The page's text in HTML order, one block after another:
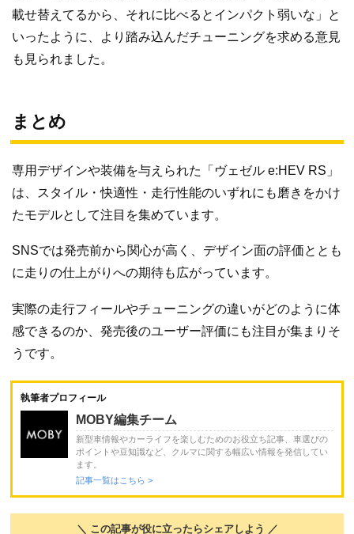
載せ替えてるから、それに比べるとインパクト弱いな」と
いったように、より踏み込んだチューニングを求める意見
も見られました。
まとめ
専用デザインや装備を与えられた「ヴェゼル e:HEV RS」
は、スタイル・快適性・走行性能のいずれにも磨きをかけ
たモデルとして注目を集めています。
SNSでは発売前から関心が高く、デザイン面の評価ととも
に走りの仕上がりへの期待も広がっています。
実際の走行フィールやチューニングの違いがどのように体
感できるのか、発売後のユーザー評価にも注目が集まりそ
うです。
執筆者プロフィール
MOBY編集チーム
新型車情報やカーライフを楽しむためのお役立ち記事、車選びの
ポイントや豆知識など、クルマに関する幅広い情報を発信してい
ます。
記事一覧はこちら >
＼ この記事が役に立ったらシェアしよう ／